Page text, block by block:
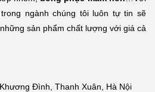
ngành chúng tôi luôn tự tin sẽ
sản phẩm chất lượng với giá cả
Đình, Thanh Xuân, Hà Nội